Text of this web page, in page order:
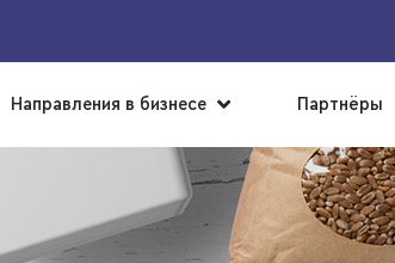
Направления в бизнесе ▼ Партнёры